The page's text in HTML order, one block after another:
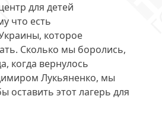
для детей
что есть
которое
Сколько мы боролись,
когда вернулось
Лукьяненко, мы
оставить этот лагерь для